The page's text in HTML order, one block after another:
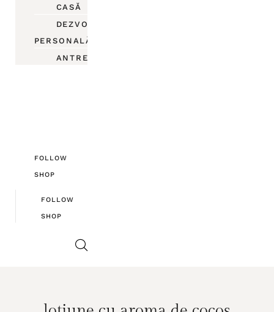
CASĂ
DEZVOLTARE
PERSONALĂ
ANTREPRENORIAT
FOLLOW
SHOP
FOLLOW
SHOP